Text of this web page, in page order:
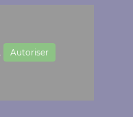
Autoriser